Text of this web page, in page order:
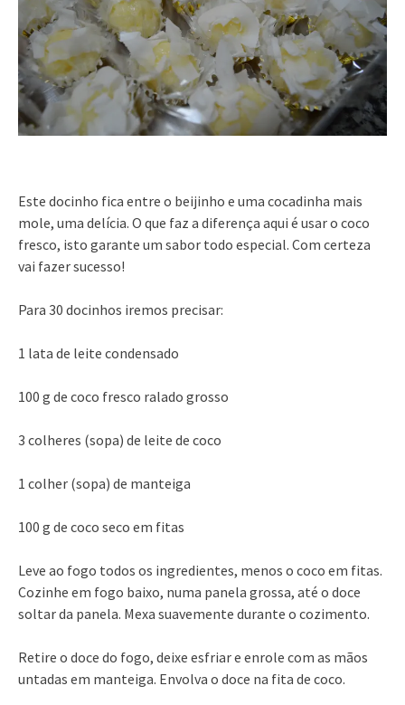
Este docinho fica entre o beijinho e uma cocadinha mais
mole, uma delícia. O que faz a diferença aqui é usar o coco
fresco, isto garante um sabor todo especial. Com certeza
vai fazer sucesso!
Para 30 docinhos iremos precisar:
1 lata de leite condensado
100 g de coco fresco ralado grosso
3 colheres (sopa) de leite de coco
1 colher (sopa) de manteiga
100 g de coco seco em fitas
Leve ao fogo todos os ingredientes, menos o coco em fitas.
Cozinhe em fogo baixo, numa panela grossa, até o doce
soltar da panela. Mexa suavemente durante o cozimento.
Retire o doce do fogo, deixe esfriar e enrole com as mãos
untadas em manteiga. Envolva o doce na fita de coco.